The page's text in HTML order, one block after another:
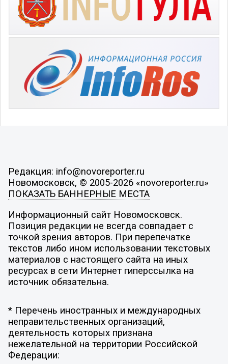
Редакция: info@novoreporter.ru
Новомосковск, © 2005-2026 «novoreporter.ru»
ПОКАЗАТЬ БАННЕРНЫЕ МЕСТА
Информационный сайт Новомосковск.
Позиция редакции не всегда совпадает с
точкой зрения авторов. При перепечатке
текстов либо ином использовании текстовых
материалов с настоящего сайта на иных
ресурсах в сети Интернет гиперссылка на
источник обязательна.
* Перечень иностранных и международных
неправительственных организаций,
деятельность которых признана
нежелательной на территории Российской
Федерации: